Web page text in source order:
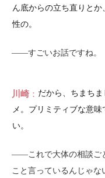
ん底からの立ち直りと
性の。
――すごいお話ですね。
川崎
だから、ちまち
メ。プリミティブな意
い。
――これで大体の相談ご
こと言っているんじゃ